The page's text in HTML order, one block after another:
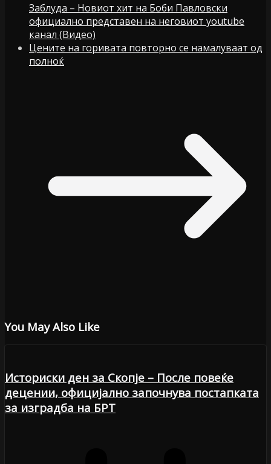
Заблуда – Новиот хит на Боби Павловски
официално представен на неговиот youtube
канал (Видео)
Цените на горивата повторно се намалуваат од
полноќ
You May Also Like
Историски ден за Скопје – После повеќе
децении, официјално започнува постапката
за изградба на БРТ